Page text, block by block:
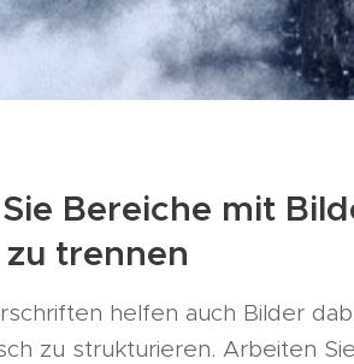
Bereiche mit
trennen
helfen auch Bilder
zu strukturieren. Arbeiten